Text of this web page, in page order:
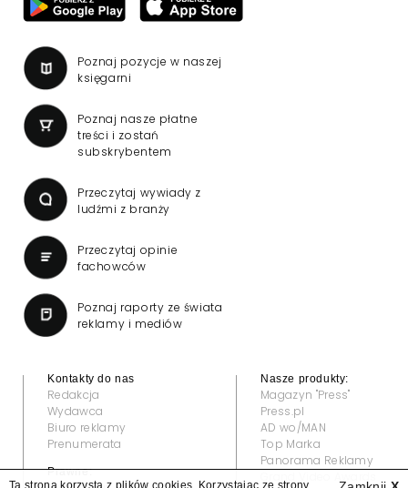
Poznaj pozycje w naszej
księgarni
Poznaj nasze płatne
treści i zostań
subskrybentem
Przeczytaj wywiady z
ludźmi z branży
Przeczytaj opinie
fachowców
Poznaj raporty ze świata
reklamy i mediów
Kontakty do nas
Redakcja
Wydawca
Biuro reklamy
Prenumerata
Prawne:
Nasze produkty:
Magazyn "Press"
Press.pl
AD wo/MAN
Top Marka
Panorama Reklamy
Ta strona korzysta z plików cookies. Korzystając ze strony